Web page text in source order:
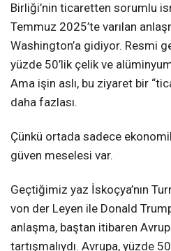
Birliği’nin ticaretten sorumlu
Temmuz 2025’te varılan
Washington’a gidiyor. Resmi
yüzde 50’lik çelik ve
Ama işin aslı, bu ziyaret bir
daha fazlası.
Çünkü ortada sadece
güven meselesi var.
Geçtiğimiz yaz İskoçya’nın
von der Leyen ile Donald
anlaşma, baştan itibaren
tartışmalıydı. Avrupa, yüzde